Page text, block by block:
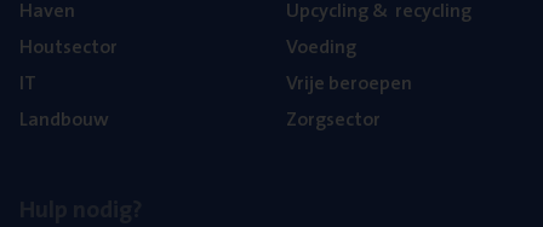
Haven
Hout­sec­tor
IT
Land­bouw
Upcy­cling& recycling
Voe­ding
Vrije beroe­pen
Zorg­sec­tor